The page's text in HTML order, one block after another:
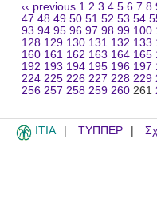
‹‹ previous 1 2 3 4 5 6 7 8
47 48 49 50 51 52 53 54
93 94 95 96 97 98 99 100
128 129 130 131 132 133
160 161 162 163 164 165
192 193 194 195 196 197
224 225 226 227 228 229
256 257 258 259 260 261
ITIA ΤΥΠΠΕΡ